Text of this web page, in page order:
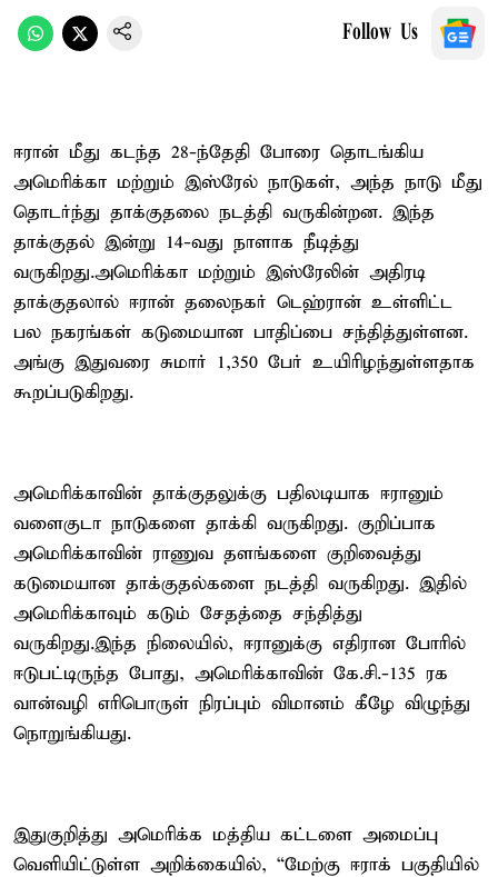
Follow Us
ஈரான் மீது கடந்த 28-ந்தேதி போரை தொடங்கிய
அமெரிக்கா மற்றும் இஸ்ரேல் நாடுகள், அந்த நாடு மீது
தொடர்ந்து தாக்குதலை நடத்தி வருகின்றன. இந்த
தாக்குதல் இன்று 14-வது நாளாக நீடித்து
வருகிறது.அமெரிக்கா மற்றும் இஸ்ரேலின் அதிரடி
தாக்குதலால் ஈரான் தலைநகர் டெஹ்ரான் உள்ளிட்ட
பல நகரங்கள் கடுமையான பாதிப்பை சந்தித்துள்ளன.
அங்கு இதுவரை சுமார் 1,350 பேர் உயிரிழந்துள்ளதாக
கூறப்படுகிறது.
அமெரிக்காவின் தாக்குதலுக்கு பதிலடியாக ஈரானும்
வளைகுடா நாடுகளை தாக்கி வருகிறது. குறிப்பாக
அமெரிக்காவின் ராணுவ தளங்களை குறிவைத்து
கடுமையான தாக்குதல்களை நடத்தி வருகிறது. இதில்
அமெரிக்காவும் கடும் சேதத்தை சந்தித்து
வருகிறது.இந்த நிலையில், ஈரானுக்கு எதிரான போரில்
ஈடுபட்டிருந்த போது, அமெரிக்காவின் கே.சி.-135 ரக
வான்வழி எரிபொருள் நிரப்பும் விமானம் கீழே விழுந்து
நொறுங்கியது.
இதுகுறித்து அமெரிக்க மத்திய கட்டளை அமைப்பு
வெளியிட்டுள்ள அறிக்கையில், “மேற்கு ஈராக் பகுதியில்